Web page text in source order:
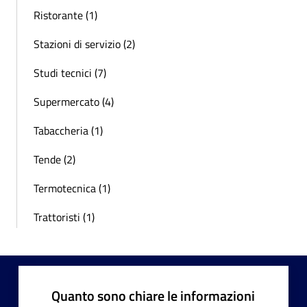
Ristorante (1)
Stazioni di servizio (2)
Studi tecnici (7)
Supermercato (4)
Tabaccheria (1)
Tende (2)
Termotecnica (1)
Trattoristi (1)
Quanto sono chiare le informazioni